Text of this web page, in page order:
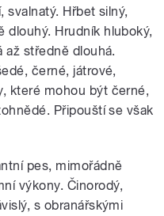
svalnatý. Hřbet silný,
dlouhý. Hrudník hluboký,
až středně dlouhá.
černé, játrové,
které mohou být černé,
Připouští se však
pes, mimořádně
výkony. Činorodý,
s obranářskými